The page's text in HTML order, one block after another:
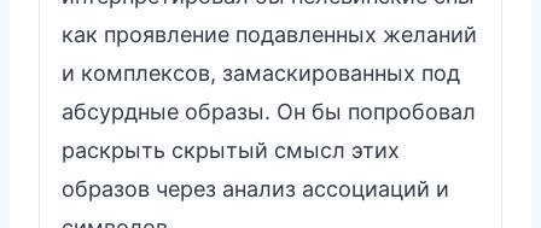
как проявление подавленных желаний
и комплексов, замаскированных под
абсурдные образы. Он бы попробовал
раскрыть скрытый смысл этих
образов через анализ ассоциаций и